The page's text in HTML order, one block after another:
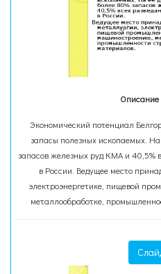
Описание
Экономический потенциал
запасы полезных ископаемых.
запасов железных руд КМА и 40,5%
в России. Ведущее место
электроэнергетике, пищевой
металлообработке,